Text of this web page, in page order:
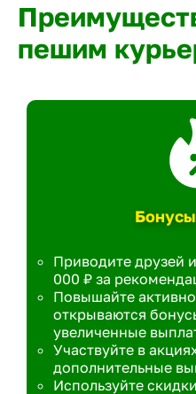
пешим
Приводите друзей
000 ₽ за
Повышайте
открываются
увеличенные
Участвуйте в
дополнительные
Используйте